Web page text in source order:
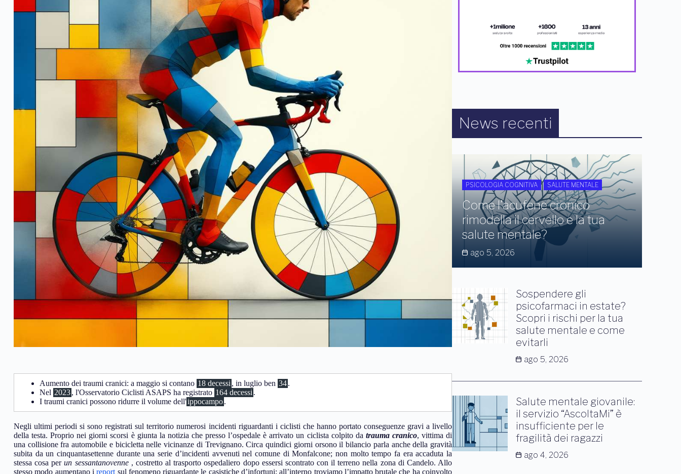
Aumento dei traumi cranici: a maggio si contano 18 decessi , in luglio ben 34.
Nel 2023, l'Osservatorio Ciclisti ASAPS ha registrato 164 decessi .
I traumi cranici possono ridurre il volume dell'ippocampo.
Negli ultimi periodi si sono registrati sul territorio numerosi incidenti riguardanti i ciclisti che hanno portato conseguenze gravi a livello
della testa. Proprio nei giorni scorsi è giunta la notizia che presso l’ospedale è arrivato un ciclista colpito da trauma cranico, vittima di
una collisione fra automobile e bicicletta nelle vicinanze di Trevignano. Circa quindici giorni orsono il bilancio parla anche della gravità
subita da un cinquantasettenne durante una serie d’incidenti avvenuti nel comune di Monfalcone; non molto tempo fa era accaduta la
stessa cosa perun sessantanovenne , costretto al trasporto ospedaliero dopo essersi scontrato con il terreno nella zona di Candelo. Allo
stesso modo aumentano ireport sul fenomeno riguardante le casistiche d’infortuni; all’interno troviamo l’impatto brutale che ha coinvolto
News recenti
PSICOLOGIA COGNITIVA SALUTE MENTALE
Come l’acufene cronico
rimodella il cervello e la tua
salute mentale?
ago 5, 2026
Sospendere gli
psicofarmaci in estate?
Scopri i rischi per la tua
salute mentale e come
evitarli
ago 5, 2026
Salute mentale giovanile:
il servizio “AscoltaMi” è
insufficiente per le
fragilità dei ragazzi
ago 4, 2026